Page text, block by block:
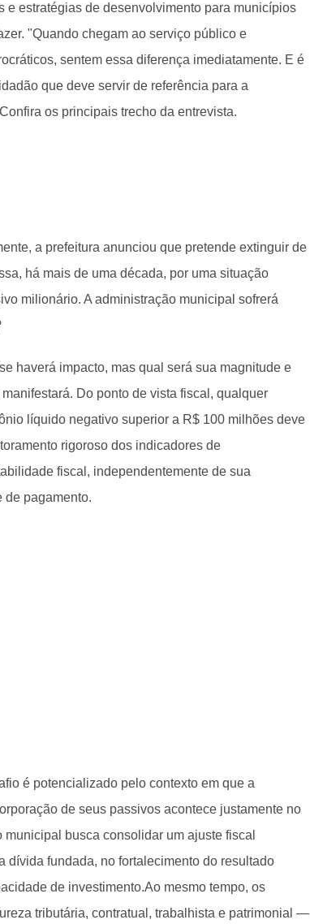
e estratégias de desenvolvimento para municípios
"Quando chegam ao serviço público e
sentem essa diferença imediatamente. E é
que deve servir de referência para a
os principais trecho da entrevista.
a prefeitura anunciou que pretende extinguir de
há mais de uma década, por uma situação
milionário. A administração municipal sofrerá
haverá impacto, mas qual será sua magnitude e
Do ponto de vista fiscal, qualquer
líquido negativo superior a R$ 100 milhões deve
rigoroso dos indicadores de
fiscal, independentemente de sua
de pagamento.
é potencializado pelo contexto em que a
de seus passivos acontece justamente no
busca consolidar um ajuste fiscal
dívida fundada, no fortalecimento do resultado
de investimento.Ao mesmo tempo, os
tributária, contratual, trabalhista e patrimonial —